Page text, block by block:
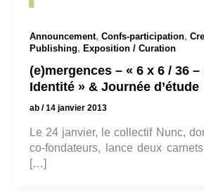
Announcement, Confs-participation,
Publishing, Exposition / Curation
(e)mergences – « 6 x 6 / 36 –
Identité » & Journée d’étude
ab /14 janvier 2013
Le 24 janvier, le collectif Nunc,
co-fondateurs, lance deux
[…]